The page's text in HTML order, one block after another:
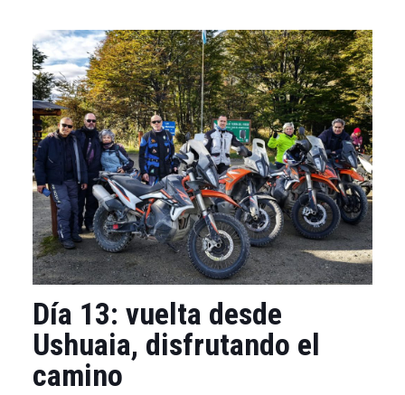
Día 13: vuelta desde
Ushuaia, disfrutando el
camino